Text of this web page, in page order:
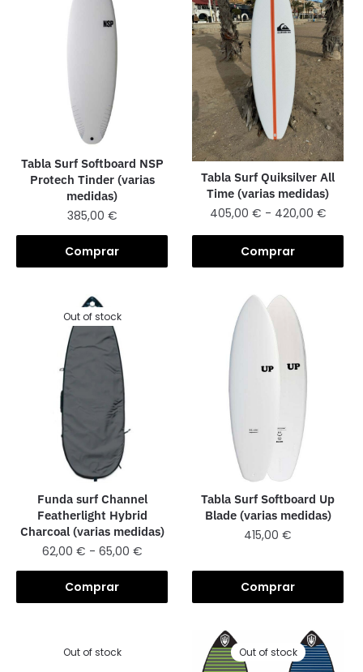
Tabla Surf Softboard NSP
Protech Tinder (varias
medidas)
385,00 €
Comprar
Tabla Surf Quiksilver All
Time (varias medidas)
405,00 € - 420,00 €
Comprar
Out of stock
Funda surf Channel
Featherlight Hybrid
Charcoal (varias medidas)
62,00 € - 65,00 €
Comprar
Tabla Surf Softboard Up
Blade (varias medidas)
415,00€
Comprar
Out of stock Out of stock